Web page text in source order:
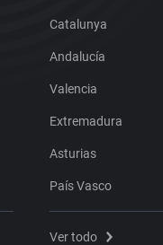
Catalunya
Andalucía
Valencia
Extremadura
Asturias
País Vasco
Ver todo